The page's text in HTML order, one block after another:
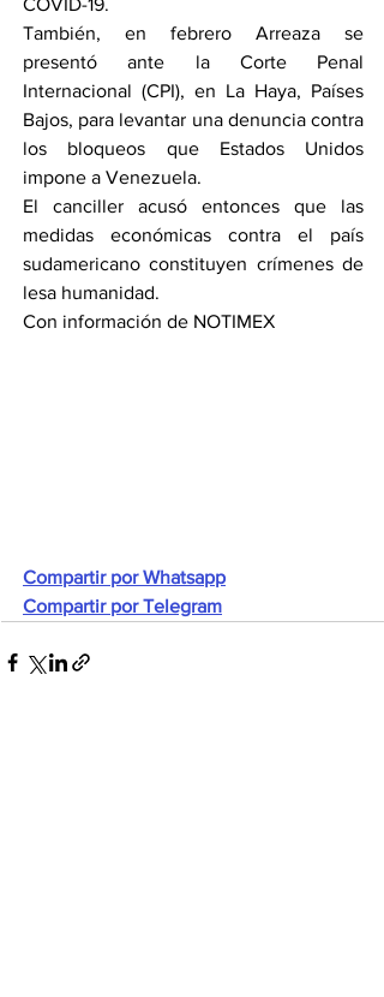
COVID-19.
También, en febrero Arreaza se
presentó ante la Corte Penal
Internacional (CPI), en La Haya, Países
Bajos, para levantar una denuncia contra
los bloqueos que Estados Unidos
impone a Venezuela.
El canciller acusó entonces que las
medidas económicas contra el país
sudamericano constituyen crímenes de
lesa humanidad.
Con información de NOTIMEX
Compartir por Whatsapp
Compartir por Telegram